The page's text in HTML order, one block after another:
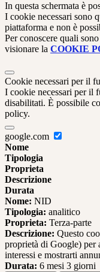
In questa schermata è
I cookie necessari sono
piattaforma e non è
Per conoscere quali
visionare la COOKIE
Cookie necessari per il
I cookie necessari per il
disabilitati. È possibile
policy.
google.com
Nome
Tipologia
Proprieta
Descrizione
Durata
Nome: NID
Tipologia: analitico
Proprieta: Terza-parte
Descrizione: Questo
proprietà di Google) per
interessi e mostrarti
Durata: 6 mesi 3 giorni